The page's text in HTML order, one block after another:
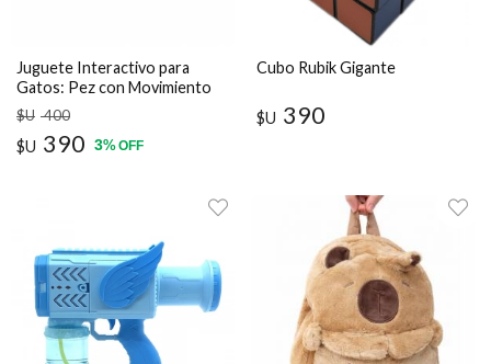
Juguete Interactivo para
Gatos: Pez con Movimiento
Recargable USB
$U 400
$U 390 3%OFF
Cubo Rubik Gigante
$U 390